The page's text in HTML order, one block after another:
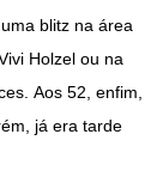
blitz na área
Holzel ou na
Aos 52, enfim,
já era tarde